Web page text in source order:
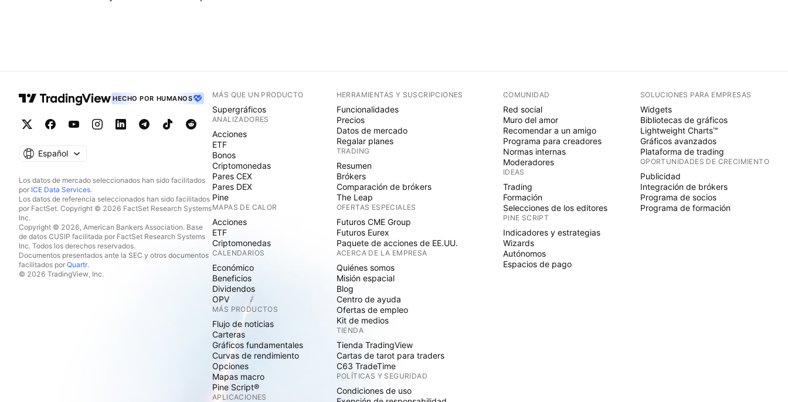
HECHO POR HUMANOS
Español
Los datos de mercado seleccionados han sido facilitados
por ICE Data Services.
Los datos de referencia seleccionados han sido facilitados
por FactSet. Copyright © 2026 FactSet Research Systems
Inc.
Copyright © 2026, American Bankers Association. Base
de datos CUSIP facilitada por FactSet Research Systems
Inc. Todos los derechos reservados.
Documentos presentados ante la SEC y otros documentos
facilitados por Quartr.
© 2026 TradingView, Inc.
MÁS QUE UN PRODUCTO
Supergráficos
ANALIZADORES
Acciones
ETF
Bonos
Criptomonedas
Pares CEX
Pares DEX
Pine
MAPAS DE CALOR
Acciones
ETF
Criptomonedas
CALENDARIOS
Económico
Beneficios
Dividendos
OPV
MÁS PRODUCTOS
Flujo de noticias
Carteras
Gráficos fundamentales
Curvas de rendimiento
Opciones
Mapas macro
Pine Script®
APLICACIONES
HERRAMIENTAS Y SUSCRIPCIONES
Funcionalidades
Precios
Datos de mercado
Regalar planes
TRADING
Resumen
Brókers
Comparación de brókers
The Leap
OFERTAS ESPECIALES
Futuros CME Group
Futuros Eurex
Paquete de acciones de EE.UU.
ACERCA DE LA EMPRESA
Quiénes somos
Misión espacial
Blog
Centro de ayuda
Ofertas de empleo
Kit de medios
TIENDA
Tienda TradingView
Cartas de tarot para traders
C63 TradeTime
POLÍTICAS Y SEGURIDAD
Condiciones de uso
COMUNIDAD
Red social
Muro del amor
Recomendar a un amigo
Programa para creadores
Normas internas
Moderadores
IDEAS
Trading
Formación
Selecciones de los editores
PINE SCRIPT
Indicadores y estrategias
Wizards
Autónomos
Espacios de pago
SOLUCIONES PARA EMPRESAS
Widgets
Bibliotecas de gráficos
Lightweight Charts™
Gráficos avanzados
Plataforma de trading
OPORTUNIDADES DE CRECIMIENTO
Publicidad
Integración de brókers
Programa de socios
Programa de formación